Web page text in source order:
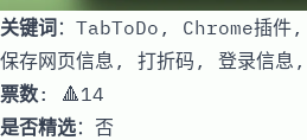
关键词：TabToDo, Chrome插
保存网页信息, 打折码, 登录信
票数: 🔺14
是否精选：否